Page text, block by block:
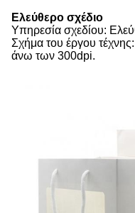
Ελεύθερο σχέδιο
Υπηρεσία σχεδίου:
Σχήμα του έργου
άνω των 300dpi.